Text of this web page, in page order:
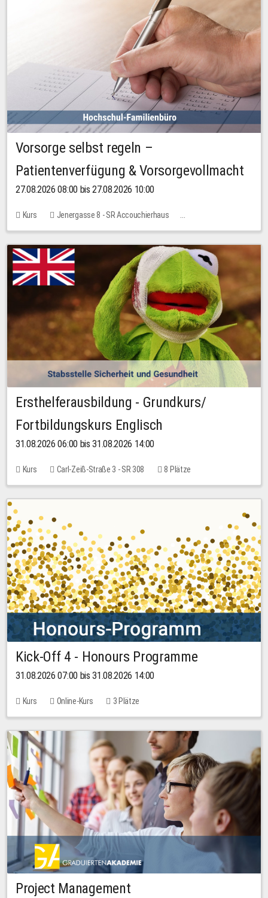
Vorsorge selbst regeln –
Patientenverfügung & Vorsorgevollmacht
27.08.2026 08:00 bis 27.08.2026 10:00
Kurs
Jenergasse 8 - SR Accouchierhaus
Keine freien Plätze
Ersthelferausbildung - Grundkurs/
Fortbildungskurs Englisch
31.08.2026 06:00 bis 31.08.2026 14:00
Kurs Carl-Zeiß-Straße 3 - SR 308 8 Plätze
Kick-Off 4 - Honours Programme
31.08.2026 07:00 bis 31.08.2026 14:00
Kurs Online-Kurs 3 Plätze
Project Management